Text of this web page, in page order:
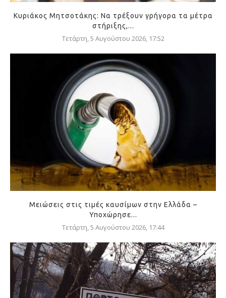
Κυριάκος Μητσοτάκης: Να τρέξουν γρήγορα τα μέτρα
στήριξης,...
Τετάρτη, 5 Αυγούστου 2026, 17:52
Μειώσεις στις τιμές καυσίμων στην Ελλάδα –
Υποχώρησε...
Τετάρτη, 5 Αυγούστου 2026, 17:44